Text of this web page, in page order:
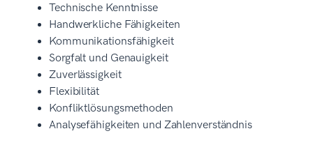
Technische Kenntnisse
Handwerkliche Fähigkeiten
Kommunikationsfähigkeit
Sorgfalt und Genauigkeit
Zuverlässigkeit
Flexibilität
Konfliktlösungsmethoden
Analysefähigkeiten und Zahlenverständnis